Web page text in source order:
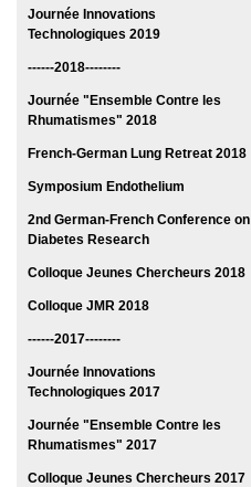
Journée Innovations
Technologiques 2019
------2018--------
Journée "Ensemble Contre les
Rhumatismes" 2018
French-German Lung Retreat 2018
Symposium Endothelium
2nd German-French Conference on
Diabetes Research
Colloque Jeunes Chercheurs 2018
Colloque JMR 2018
------2017--------
Journée Innovations
Technologiques 2017
Journée "Ensemble Contre les
Rhumatismes" 2017
Colloque Jeunes Chercheurs 2017